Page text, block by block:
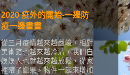
2020 疫外的開始-一邊防
疫一邊畫畫
從三月疫情越來越嚴峻，相對
美術館也越來越冷清，我們自
娛娛人也就越來越放鬆，從家
裡帶了蠟果、物件一起來增加